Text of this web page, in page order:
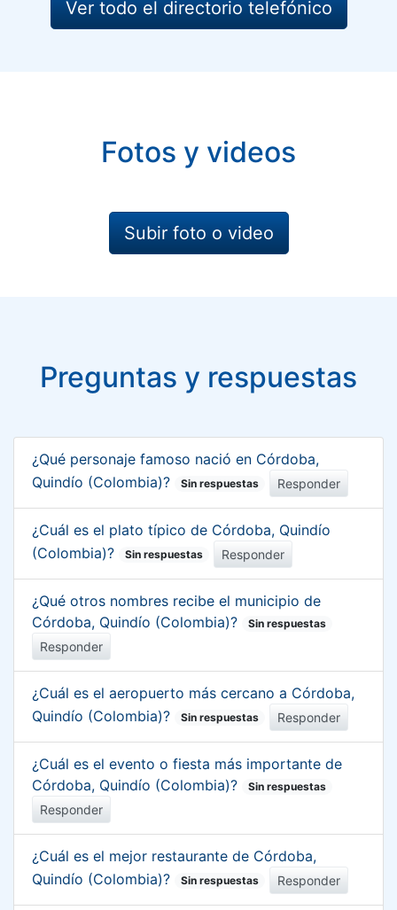
Ver todo el directorio telefónico
Fotos y videos
Subir foto o video
Preguntas y respuestas
¿Qué personaje famoso nació en Córdoba,
Quindío (Colombia)?
Sin respuestas Responder
¿Cuál es el plato típico de Córdoba, Quindío
(Colombia)?
Sin respuestas Responder
¿Qué otros nombres recibe el municipio de
Córdoba, Quindío (Colombia)?
Sin respuestas
Responder
¿Cuál es el aeropuerto más cercano a Córdoba,
Quindío (Colombia)?
Sin respuestas Responder
¿Cuál es el evento o fiesta más importante de
Córdoba, Quindío (Colombia)?
Sin respuestas
Responder
¿Cuál es el mejor restaurante de Córdoba,
Quindío (Colombia)?
Sin respuestas Responder